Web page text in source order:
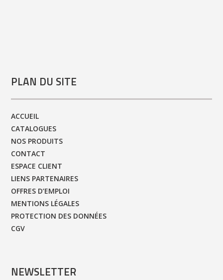
PLAN DU SITE
ACCUEIL
CATALOGUES
NOS PRODUITS
CONTACT
ESPACE CLIENT
LIENS PARTENAIRES
OFFRES D’EMPLOI
MENTIONS LÉGALES
PROTECTION DES DONNÉES
CGV
NEWSLETTER